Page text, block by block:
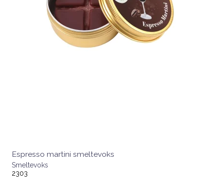
Espresso martini smeltevoks
Smeltevoks
2303